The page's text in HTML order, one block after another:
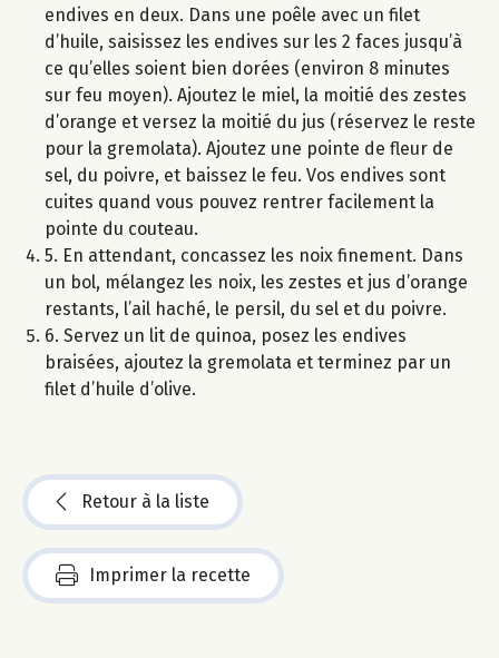
endives en deux. Dans une poêle avec un filet
d’huile, saisissez les endives sur les 2 faces jusqu’à
ce qu’elles soient bien dorées (environ 8 minutes
sur feu moyen). Ajoutez le miel, la moitié des zestes
d’orange et versez la moitié du jus (réservez le reste
pour la gremolata). Ajoutez une pointe de fleur de
sel, du poivre, et baissez le feu. Vos endives sont
cuites quand vous pouvez rentrer facilement la
pointe du couteau.
5. En attendant, concassez les noix finement. Dans
un bol, mélangez les noix, les zestes et jus d’orange
restants, l’ail haché, le persil, du sel et du poivre.
6. Servez un lit de quinoa, posez les endives
braisées, ajoutez la gremolata et terminez par un
filet d’huile d’olive.
Retour à la liste
Imprimer la recette